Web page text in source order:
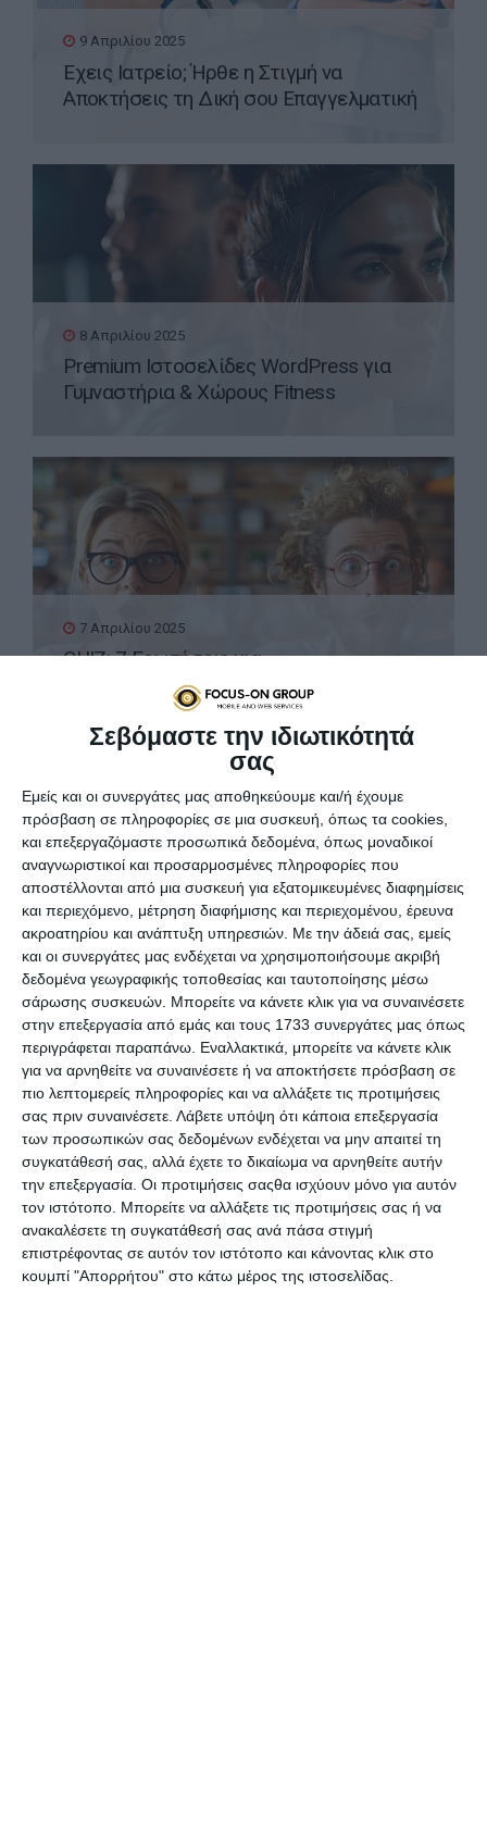
Σεβόμαστε την ιδιωτικότητά
σας
Εμείς και οι συνεργάτες μας αποθηκεύουμε και/ή έχουμε
πρόσβαση σε πληροφορίες σε μια συσκευή, όπως τα cookies,
και επεξεργαζόμαστε προσωπικά δεδομένα, όπως μοναδικοί
αναγνωριστικοί και προσαρμοσμένες πληροφορίες που
αποστέλλονται από μια συσκευή για εξατομικευμένες διαφημίσεις
και περιεχόμενο, μέτρηση διαφήμισης και περιεχομένου, έρευνα
ακροατηρίου και ανάπτυξη υπηρεσιών. Με την άδειά σας, εμείς
και οι συνεργάτες μας ενδέχεται να χρησιμοποιήσουμε ακριβή
δεδομένα γεωγραφικής τοποθεσίας και ταυτοποίησης μέσω
σάρωσης συσκευών. Μπορείτε να κάνετε κλικ για να συναινέσετε
στην επεξεργασία από εμάς και τους 1733 συνεργάτες μας όπως
περιγράφεται παραπάνω. Εναλλακτικά, μπορείτε να κάνετε κλικ
για να αρνηθείτε να συναινέσετε ή να αποκτήσετε πρόσβαση σε
πιο λεπτομερείς πληροφορίες και να αλλάξετε τις προτιμήσεις
σας πριν συναινέσετε. Λάβετε υπόψη ότι κάποια επεξεργασία
των προσωπικών σας δεδομένων ενδέχεται να μην απαιτεί τη
συγκατάθεσή σας, αλλά έχετε το δικαίωμα να αρνηθείτε αυτήν
την επεξεργασία. Οι προτιμήσεις σαςθα ισχύουν μόνο για αυτόν
τον ιστότοπο. Μπορείτε να αλλάξετε τις προτιμήσεις σας ή να
ανακαλέσετε τη συγκατάθεσή σας ανά πάσα στιγμή
επιστρέφοντας σε αυτόν τον ιστότοπο και κάνοντας κλικ στο
κουμπί "Απορρήτου" στο κάτω μέρος της ιστοσελίδας.
9 Απριλίου 2025
Έχεις Ιατρείο; Ήρθε η Στιγμή να
Αποκτήσεις τη Δική σου Επαγγελματική
8 Απριλίου 2025
Premium Ιστοσελίδες WordPress για
Γυμναστήρια & Χώρους Fitness
7 Απριλίου 2025
QUIZ: 7 Ερωτήσεις για
Προγραμματιστές
4 Απριλίου 2025
Τεχνική Υποστήριξη WordPress: Είσαι
δυσαρεστημένος ;
3 Απριλίου 2025
Όταν Μπορείς, Κάνεις. Αν Δεν Μπορείς,
Διδάσκεις …